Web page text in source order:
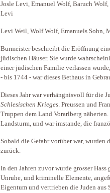
Josle Levi, Emanuel Wolf, Baruch
Levi
Levi Weil, Wolf Wolf, Emanuels Sohn,
Burmeister beschreibt die Eröffnung
jüdischen Häuser. Sie wurde
einer jüdischen Familie verlassen
- bis 1744 - war dieses Bethaus in
Dieses Jahr war verhängnisvoll für die
Schlesischen Krieges. Preussen und
Truppen dem Land Vorarlberg
Landsturm, und war imstande, die
Sobald die Gefahr vorüber war,
zurück.
In den Jahren zuvor wurde grosser
Unruhe, und kriminelle Elemente,
Eigentum und vertrieben die Juden aus